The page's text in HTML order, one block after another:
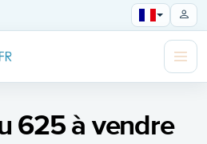
625 à vendre